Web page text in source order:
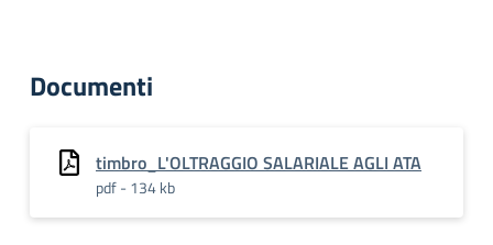
Documenti
timbro_L'OLTRAGGIO SALARIALE AGLI ATA
pdf - 134 kb